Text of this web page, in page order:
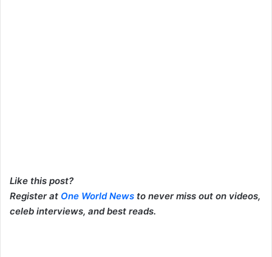
Like this post?
Register at One World News to never miss out on videos,
celeb interviews, and best reads.